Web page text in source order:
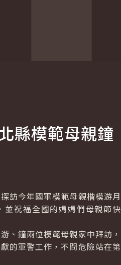
縣模範母親鐘
訪今年國軍模範母親楷模游月
祝福全國的媽媽們母親節快
鐘兩位模範母親家中拜訪，
的軍警工作，不問危險站在第